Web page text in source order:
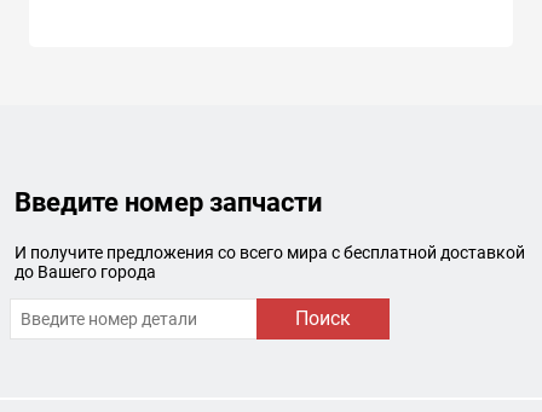
Введите номер запчасти
И получите предложения со всего мира с бесплатной доставкой
до Вашего города
Поиск